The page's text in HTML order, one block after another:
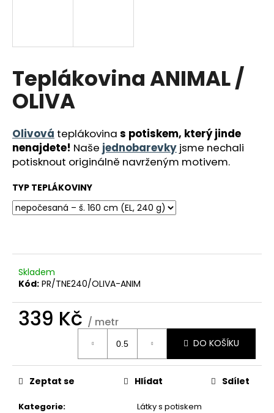
Teplákovina ANIMAL /
OLIVA
Olivová teplákovina s potiskem, který jinde
nenajdete! Naše jednobarevky jsme nechali
potisknout originálně navrženým motivem.
TYP TEPLÁKOVINY
Skladem
Kód: PR/TNE240/OLIVA-ANIM
339 Kč / metr
DO KOŠÍKU
Kategorie:
Látky s potiskem
Zeptat se Hlídat Sdílet
í
?
HLEDAT
D
o
r
č
u
j
e
m